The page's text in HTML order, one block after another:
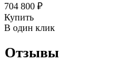
704 800 ₽
Купить
В один клик
Отзывы